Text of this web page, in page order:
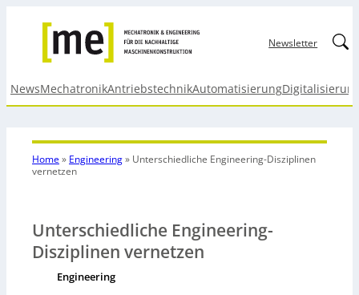
Newsletter
NewsMechatronikAntriebstechnikAutomatisierung
Home» Engineering» Unterschiedliche Engineering-Disziplinen
vernetzen
Unterschiedliche Engineering-
Disziplinen vernetzen
Engineering